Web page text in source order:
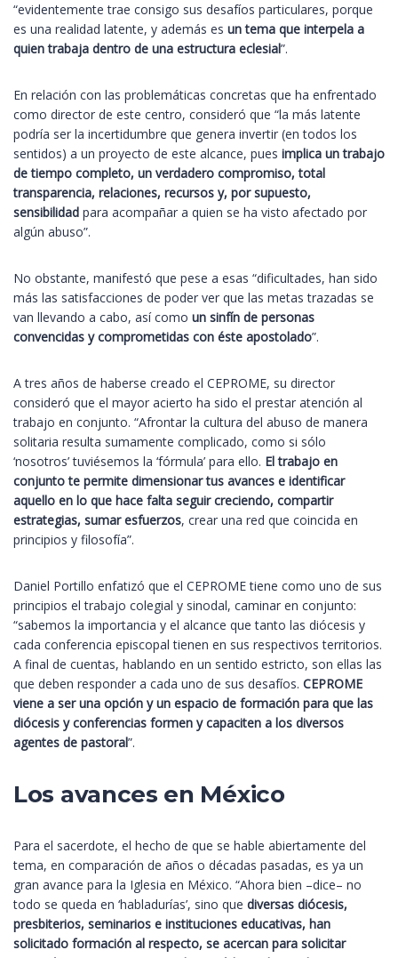
“evidentemente trae consigo sus desafíos particulares, porque
es una realidad latente, y además es un tema que interpela a
quien trabaja dentro de una estructura eclesial”.
En relación con las problemáticas concretas que ha enfrentado
como director de este centro, consideró que “la más latente
podría ser la incertidumbre que genera invertir (en todos los
sentidos) a un proyecto de este alcance, pues implica un trabajo
de tiempo completo, un verdadero compromiso, total
transparencia, relaciones, recursos y, por supuesto,
sensibilidad para acompañar a quien se ha visto afectado por
algún abuso”.
No obstante, manifestó que pese a esas “dificultades, han sido
más las satisfacciones de poder ver que las metas trazadas se
van llevando a cabo, así como un sinfín de personas
convencidas y comprometidas con éste apostolado”.
A tres años de haberse creado el CEPROME, su director
consideró que el mayor acierto ha sido el prestar atención al
trabajo en conjunto. “Afrontar la cultura del abuso de manera
solitaria resulta sumamente complicado, como si sólo
‘nosotros’ tuviésemos la ‘fórmula’ para ello. El trabajo en
conjunto te permite dimensionar tus avances e identificar
aquello en lo que hace falta seguir creciendo, compartir
estrategias, sumar esfuerzos, crear una red que coincida en
principios y filosofía”.
Daniel Portillo enfatizó que el CEPROME tiene como uno de sus
principios el trabajo colegial y sinodal, caminar en conjunto:
“sabemos la importancia y el alcance que tanto las diócesis y
cada conferencia episcopal tienen en sus respectivos territorios.
A final de cuentas, hablando en un sentido estricto, son ellas las
que deben responder a cada uno de sus desafíos. CEPROME
viene a ser una opción y un espacio de formación para que las
diócesis y conferencias formen y capaciten a los diversos
agentes de pastoral”.
Los avances en México
Para el sacerdote, el hecho de que se hable abiertamente del
tema, en comparación de años o décadas pasadas, es ya un
gran avance para la Iglesia en México. “Ahora bien –dice– no
todo se queda en ‘habladurías’, sino que diversas diócesis,
presbiterios, seminarios e instituciones educativas, han
solicitado formación al respecto, se acercan para solicitar